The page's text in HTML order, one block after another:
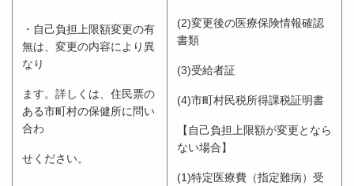
・自己負担上限額変更の有
無は、変更の内容により異
なり
ます。詳しくは、住民票の
ある市町村の保健所に問い
合わ
せください。
(2)変更後の医療保険情報確認
書類
(3)受給者証
(4)市町村民税所得課税証明書
【自己負担上限額が変更となら
ない場合】
(1)特定医療費（指定難病）受